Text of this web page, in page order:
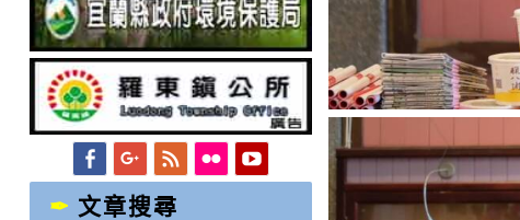
FacebookGoogleplus
FeedFlickrYouTube
文章搜尋